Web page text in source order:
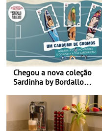
Chegou a nova coleção
Sardinha by Bordallo